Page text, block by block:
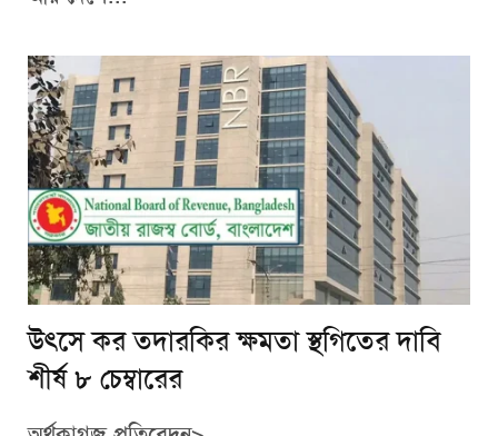
উৎসে কর তদারকির ক্ষমতা স্থগিতের দাবি
শীর্ষ ৮ চেম্বারের